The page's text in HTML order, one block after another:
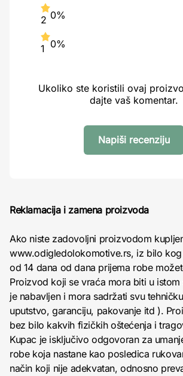
2 0%
1 0%
Ukoliko ste koristili ovaj
dajte vaš komentar.
Napiši recenziju
Reklamacija i zamena proizvoda
Ako niste zadovoljni proizvodom
www.odigledolokomotive.rs, iz bilo
od 14 dana od dana prijema robe
Proizvod koji se vraća mora biti u istom
je nabavljen i mora sadržati svu
uputstvo, garanciju, pakovanje itd ).
bez bilo kakvih fizičkih oštećenja i
Kupac je isključivo odgovoran za
robe koja nastane kao posledica
način koji nije adekvatan, odnosno